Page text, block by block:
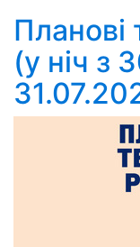
Планові
(у ніч з